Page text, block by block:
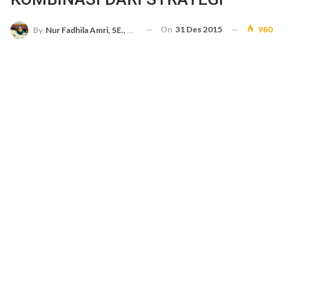
By Nur Fadhila Amri, SE., Ak., M.Si On 31 Des 2015 980